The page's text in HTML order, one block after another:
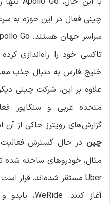
چینی فعال در این حوزه به
تاکسی خود را راه‌اندازی
خلیج فارس به دنبال جذب
علاوه بر این، شرکت چینی
متحده عربی و سنگاپور
گزارش‌های رویترز حاکی از
چین در حال گسترش فعالیت